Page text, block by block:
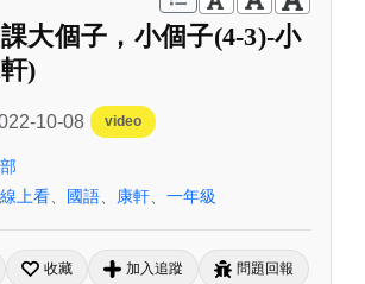
大個子，小個子(4-3)-小
)
10-08
video
上看 國語 康軒 一年級
收藏 加入追蹤 問題回報